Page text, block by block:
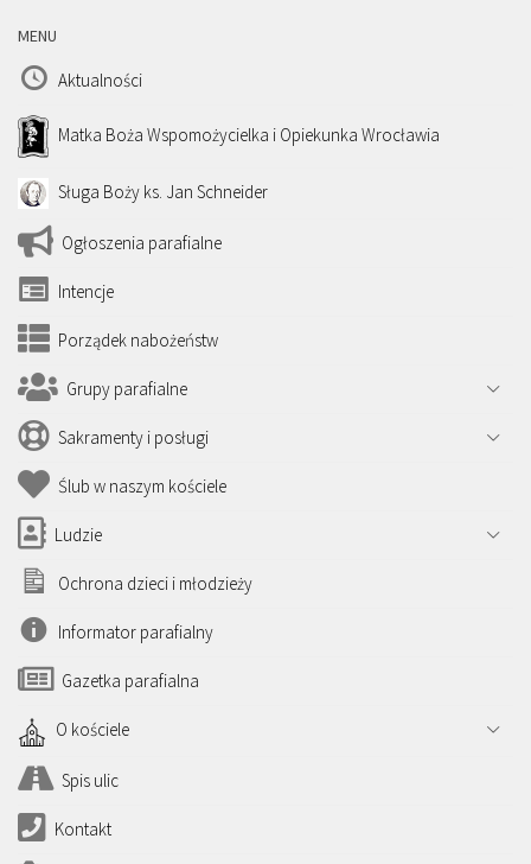
MENU
Aktualności
Matka Boża Wspomożycielka i Opiekunka Wrocławia
Sługa Boży ks. Jan Schneider
Ogłoszenia parafialne
Intencje
Porządek nabożeństw
Grupy parafialne
Sakramenty i posługi
Ślub w naszym kościele
Ludzie
Ochrona dzieci i młodzieży
Informator parafialny
Gazetka parafialna
O kościele
Spis ulic
Kontakt